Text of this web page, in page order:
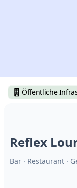
Öffentliche
Reflex
Bar · Restaurant ·